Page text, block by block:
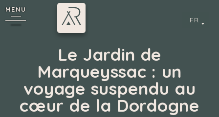
MENU
FR
Le Jardin de
Marqueyssac : un
voyage suspendu au
cœur de la Dordogne